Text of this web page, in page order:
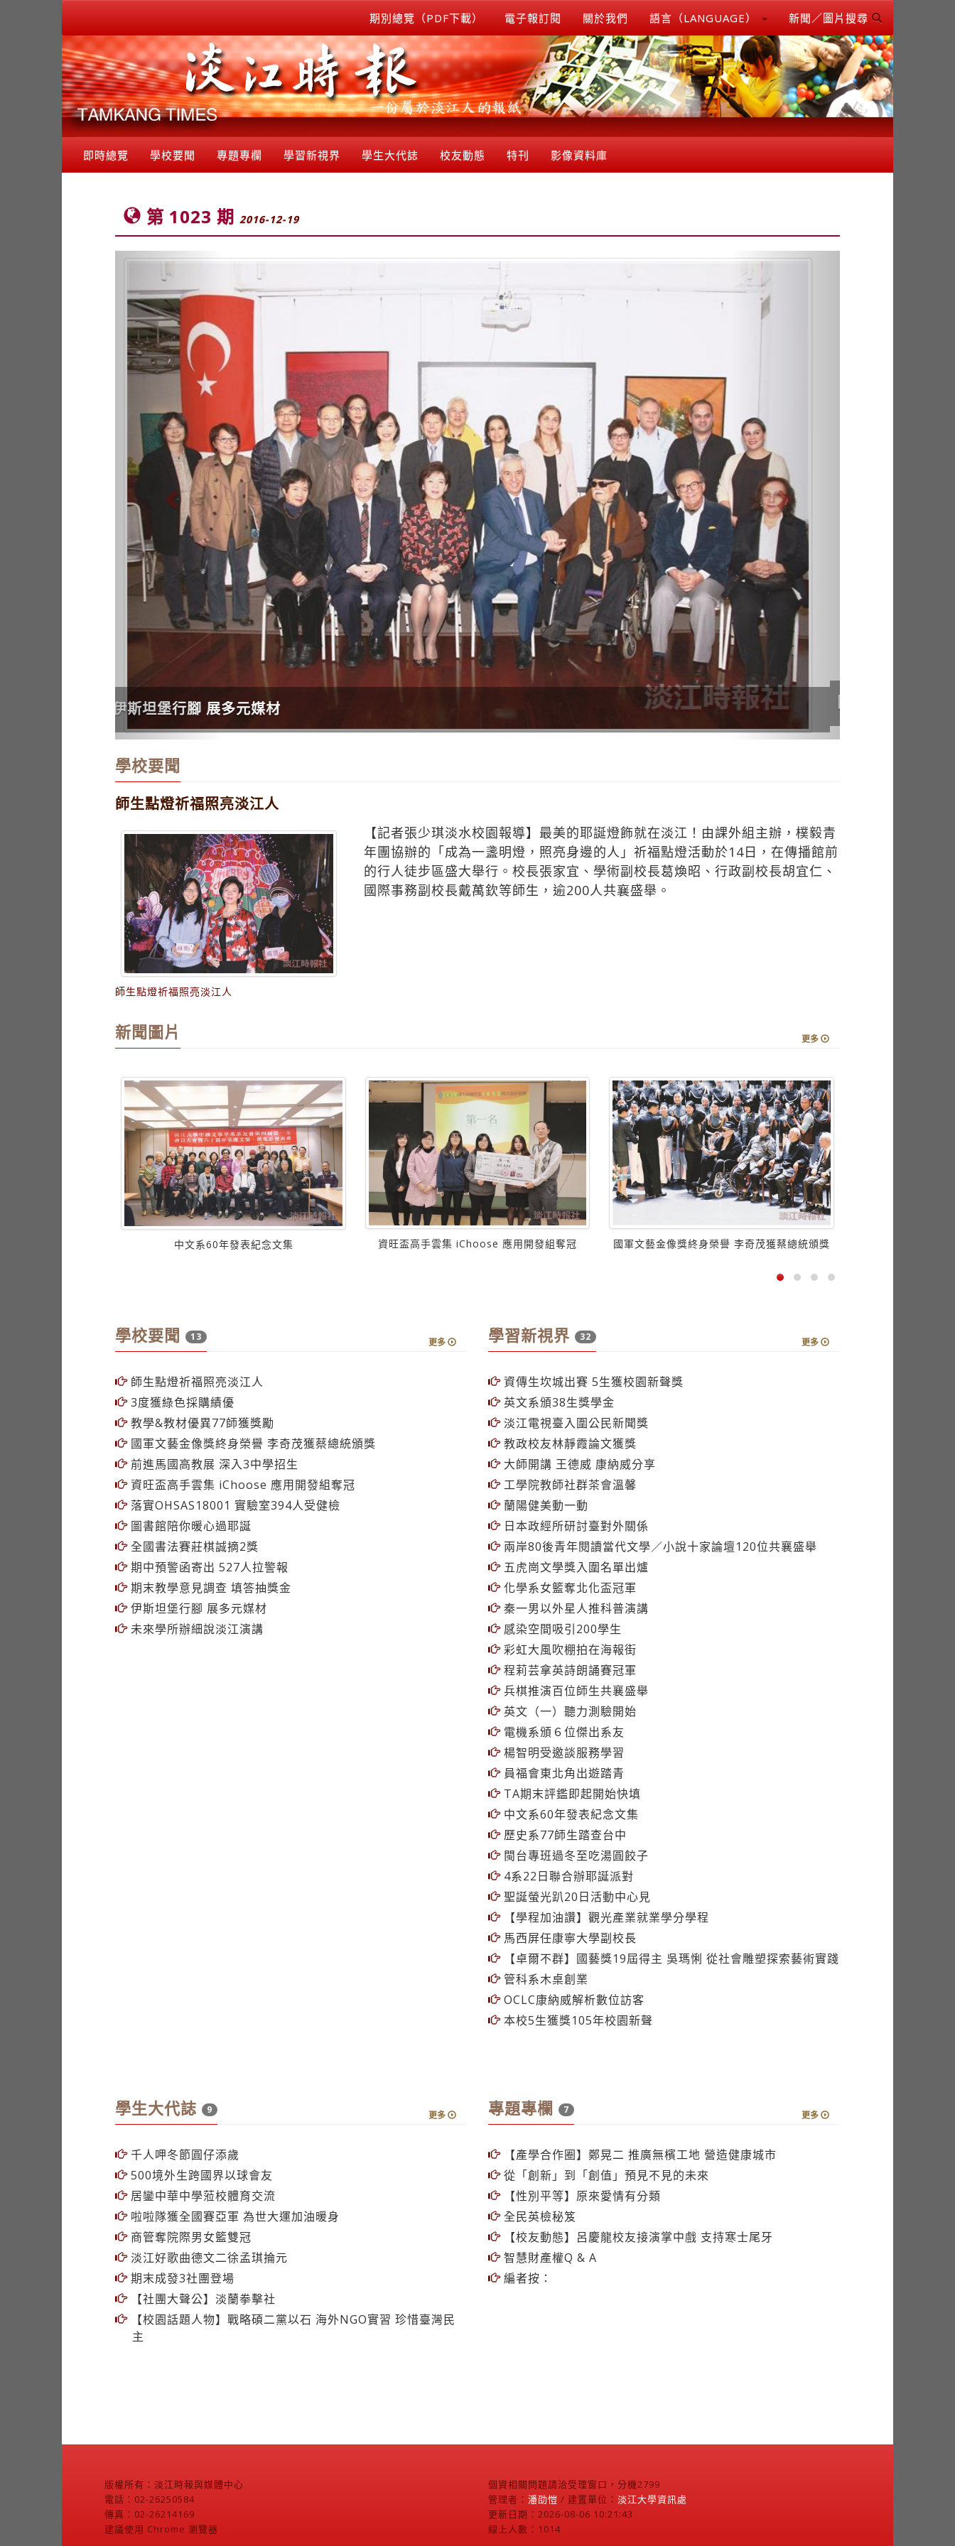
期別總覽（PDF下載） 電子報訂閱 關於我們 語言（LANGUAGE） 新聞／圖片搜尋
即時總覽 學校要聞 專題專欄 學習新視界 學生大代誌 校友動態 特刊 影像資料庫
第 1023 期 2016-12-19
Previous Next
師生點燈祈福照亮淡江人
年團協辦的「成為一盞明燈，照亮身邊的人」祈福點燈活動於14日，在傳播館前
的行人徒步區盛大舉行。校長張家宜、學術副校長葛煥昭、行政副校長胡宜仁、
國際事務副校長戴萬欽等師生，逾200人共襄盛舉。
中文系60年發表紀念文集 資旺盃高手雲集 iChoose 應用開發組奪冠 國軍文藝金像獎終身榮譽 李奇茂獲蔡總統頒獎
3度獲綠色採購績優
教學&教材優異77師獲獎勵
國軍文藝金像獎終身榮譽 李奇茂獲蔡總統頒獎
前進馬國高教展 深入3中學招生
資旺盃高手雲集 iChoose 應用開發組奪冠
落實OHSAS18001 實驗室394人受健檢
圖書館陪你暖心過耶誕
全國書法賽莊棋誠摘2獎
期中預警函寄出 527人拉警報
期末教學意見調查 填答抽獎金
伊斯坦堡行腳 展多元媒材
未來學所辦細說淡江演講
英文系頒38生獎學金
淡江電視臺入圍公民新聞獎
教政校友林靜霞論文獲獎
大師開講 王德威 康納威分享
工學院教師社群茶會溫馨
蘭陽健美動一動
日本政經所研討臺對外關係
兩岸80後青年閱讀當代文學／小說十家論壇120位共襄盛舉
五虎崗文學獎入圍名單出爐
化學系女籃奪北化盃冠軍
秦一男以外星人推科普演講
感染空間吸引200學生
彩虹大風吹棚拍在海報街
程莉芸拿英詩朗誦賽冠軍
兵棋推演百位師生共襄盛舉
英文（一）聽力測驗開始
電機系頒６位傑出系友
楊智明受邀談服務學習
員福會東北角出遊踏青
TA期末評鑑即起開始快填
中文系60年發表紀念文集
歷史系77師生踏查台中
閩台專班過冬至吃湯圓餃子
4系22日聯合辦耶誕派對
聖誕螢光趴20日活動中心見
【學程加油讚】觀光產業就業學分學程
馬西屏任康寧大學副校長
【卓爾不群】國藝獎19屆得主 吳瑪悧 從社會雕塑探索藝術實踐
管科系木桌創業
OCLC康納威解析數位訪客
本校5生獲獎105年校園新聲
500境外生跨國界以球會友
居鑾中華中學蒞校體育交流
啦啦隊獲全國賽亞軍 為世大運加油暖身
商管奪院際男女籃雙冠
淡江好歌曲德文二徐孟琪掄元
期末成發3社團登場
【社團大聲公】淡蘭拳擊社
【校園話題人物】戰略碩二黨以石 海外NGO實習 珍惜臺灣民
主
從「創新」到「創值」預見不見的未來
【性別平等】原來愛情有分類
全民英檢秘笈
【校友動態】呂慶龍校友接演掌中戲 支持寒士尾牙
智慧財產權Q & A
編者按：
電話：02-26250584
傳真：02-26214169
建議使用 Chrome 瀏覽器
管理者： 潘劭愷/ 建置單位： 淡江大學資訊處
更新日期：2026-08-06 10:21:43
線上人數：1014
聯絡我們
法令規章 表格下載 個資蒐集聲明專區